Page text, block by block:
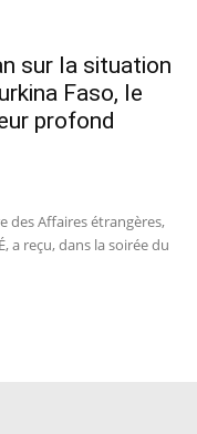
sur la situation
Faso, le
profond
des Affaires étrangères,
a reçu, dans la soirée du